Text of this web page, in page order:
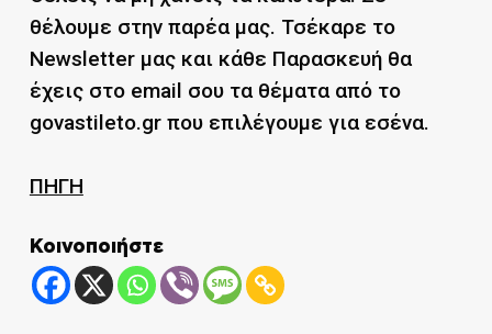
θέλουμε στην παρέα μας. Τσέκαρε το
Νewsletter μας και κάθε Παρασκευή θα
έχεις στο email σου τα θέματα από το
govastileto.gr που επιλέγουμε για εσένα.
ΠΗΓΗ
Κοινοποιήστε